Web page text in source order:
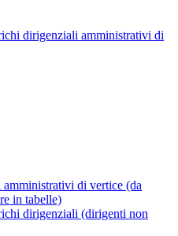
dirigenziali amministrativi di
amministrativi di vertice (da
in tabelle)
dirigenziali (dirigenti non